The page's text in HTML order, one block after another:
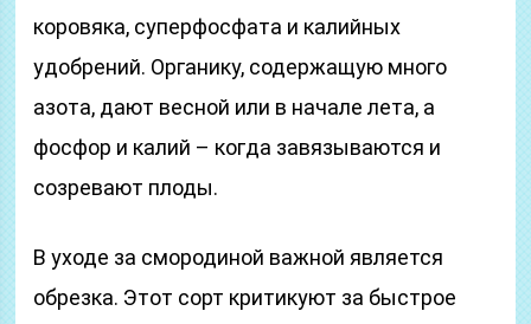
коровяка, суперфосфата и калийных
удобрений. Органику, содержащую много
азота, дают весной или в начале лета, а
фосфор и калий – когда завязываются и
созревают плоды.
В уходе за смородиной важной является
обрезка. Этот сорт критикуют за быстрое